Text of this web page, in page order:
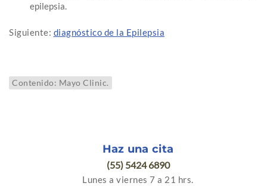
epilepsia.
Siguiente: diagnóstico de la Epilepsia
Contenido: Mayo Clinic.
Haz una cita
(55) 5424 6890
Lunes a viernes 7 a 21 hrs.